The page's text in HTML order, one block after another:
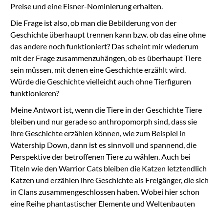
Preise und eine Eisner-Nominierung erhalten.
Die Frage ist also, ob man die Bebilderung von der
Geschichte überhaupt trennen kann bzw. ob das eine ohne
das andere noch funktioniert? Das scheint mir wiederum
mit der Frage zusammenzuhängen, ob es überhaupt Tiere
sein müssen, mit denen eine Geschichte erzählt wird.
Würde die Geschichte vielleicht auch ohne Tierfiguren
funktionieren?
Meine Antwort ist, wenn die Tiere in der Geschichte Tiere
bleiben und nur gerade so anthropomorph sind, dass sie
ihre Geschichte erzählen können, wie zum Beispiel in
Watership Down, dann ist es sinnvoll und spannend, die
Perspektive der betroffenen Tiere zu wählen. Auch bei
Titeln wie den Warrior Cats bleiben die Katzen letztendlich
Katzen und erzählen ihre Geschichte als Freigänger, die sich
in Clans zusammengeschlossen haben. Wobei hier schon
eine Reihe phantastischer Elemente und Weltenbauten